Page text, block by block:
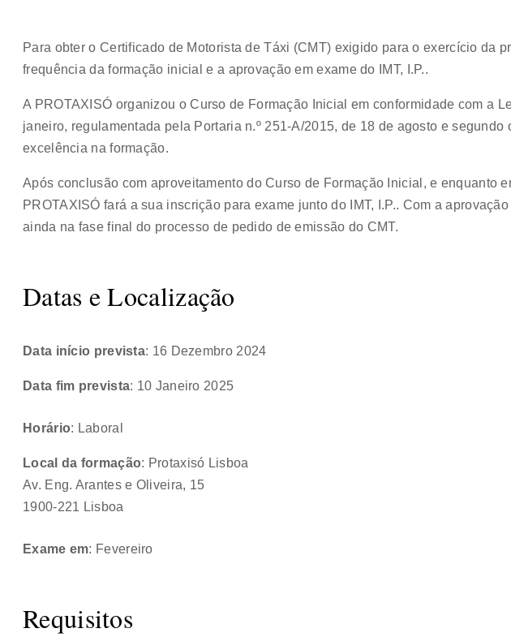
Para obter o Certificado de Motorista de Táxi (CMT) exigido para o exercício da
frequência da formação inicial e a aprovação em exame do IMT, I.P..
A PROTAXISÓ organizou o Curso de Formação Inicial em conformidade com a
janeiro, regulamentada pela Portaria n.º 251-A/2015, de 18 de agosto e segundo
excelência na formação.
Após conclusão com aproveitamento do Curso de Formação Inicial, e enquanto
PROTAXISÓ fará a sua inscrição para exame junto do IMT, I.P.. Com a
ainda na fase final do processo de pedido de emissão do CMT.
Datas e Localização
Data início prevista: 16 Dezembro 2024
Data fim prevista: 10 Janeiro 2025
Horário: Laboral
Local da formação: Protaxisó Lisboa
Av. Eng. Arantes e Oliveira, 15
1900-221 Lisboa
Exame em: Fevereiro
Requisitos